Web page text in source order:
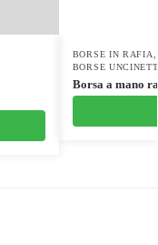
BORSE IN RAFIA
BORSE
Borsa a mano